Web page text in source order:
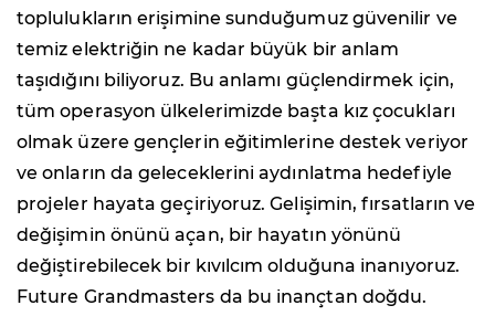
toplulukların erişimine sunduğumuz güvenilir ve
temiz elektriğin ne kadar büyük bir anlam
taşıdığını biliyoruz. Bu anlamı güçlendirmek için,
tüm operasyon ülkelerimizde başta kız çocukları
olmak üzere gençlerin eğitimlerine destek veriyor
ve onların da geleceklerini aydınlatma hedefiyle
projeler hayata geçiriyoruz. Gelişimin, fırsatların ve
değişimin önünü açan, bir hayatın yönünü
değiştirebilecek bir kıvılcım olduğuna inanıyoruz.
Future Grandmasters da bu inançtan doğdu.